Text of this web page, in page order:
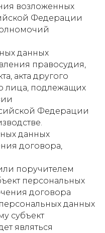
возложенных
Федерации
данных
правосудия,
акта другого
лица, подлежащих
Федерации
данных
договора,
поручителем
персональных
договора
данных
субъект
являться